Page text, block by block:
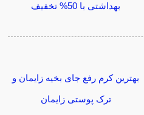
بهداشتی با 50% تخفیف
بهترین کرم رفع جای بخیه زایمان و
ترک پوستی زایمان